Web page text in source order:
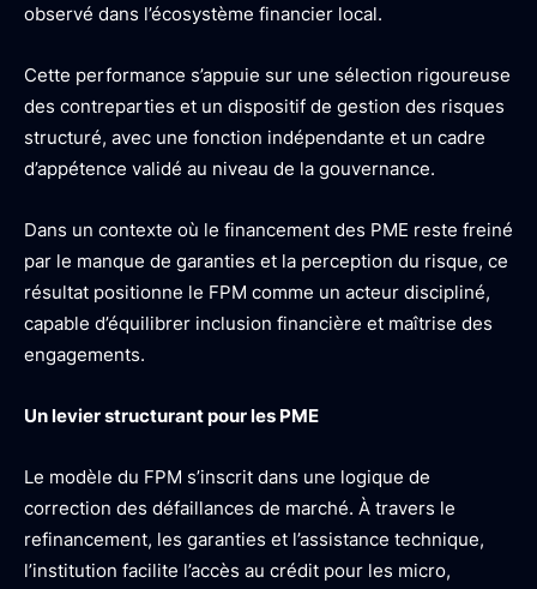
observé dans l’écosystème financier local.
Cette performance s’appuie sur une sélection rigoureuse
des contreparties et un dispositif de gestion des risques
structuré, avec une fonction indépendante et un cadre
d’appétence validé au niveau de la gouvernance.
Dans un contexte où le financement des PME reste freiné
par le manque de garanties et la perception du risque, ce
résultat positionne le FPM comme un acteur discipliné,
capable d’équilibrer inclusion financière et maîtrise des
engagements.
Un levier structurant pour les PME
Le modèle du FPM s’inscrit dans une logique de
correction des défaillances de marché. À travers le
refinancement, les garanties et l’assistance technique,
l’institution facilite l’accès au crédit pour les micro,